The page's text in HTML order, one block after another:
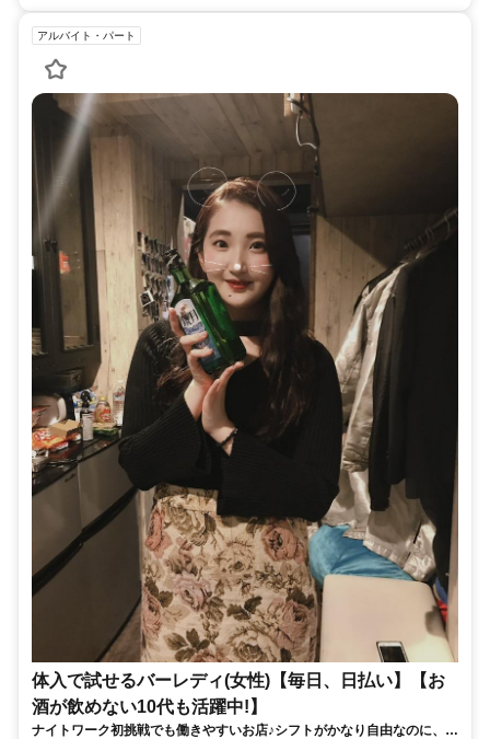
アルバイト・パート
体入で試せるバーレディ(女性)【毎日、日払い】【お
酒が飲めない10代も活躍中!】
ナイトワーク初挑戦でも働きやすいお店♪シフトがかなり自由なのに、い